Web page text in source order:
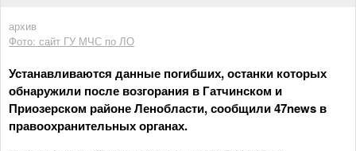
архив
Фото: сайт ГУ МЧС по ЛО
Устанавливаются данные погибших, останки которых
обнаружили после возгорания в Гатчинском и
Приозерском районе Ленобласти, сообщили 47news в
правоохранительных органах.